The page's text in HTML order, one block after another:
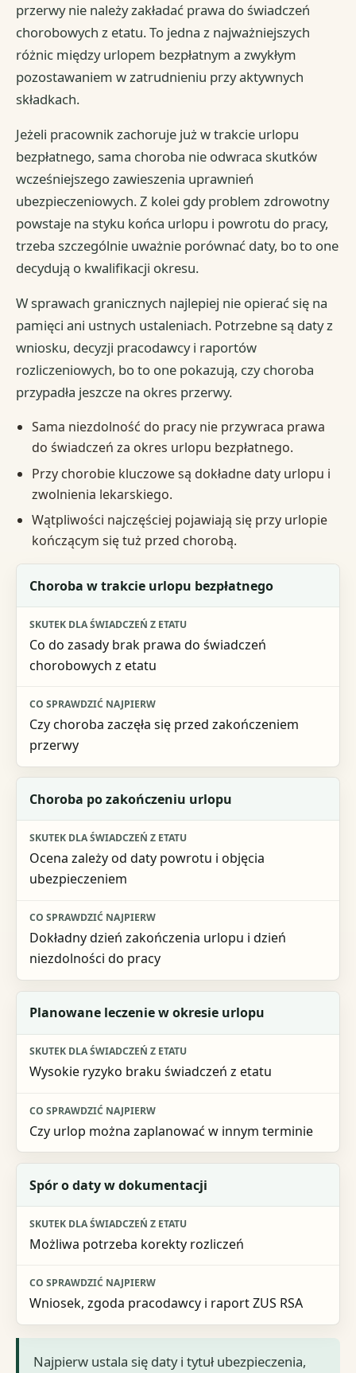
przerwy nie należy zakładać prawa do świadczeń
chorobowych z etatu. To jedna z najważniejszych
różnic między urlopem bezpłatnym a zwykłym
pozostawaniem w zatrudnieniu przy aktywnych
składkach.
Jeżeli pracownik zachoruje już w trakcie urlopu
bezpłatnego, sama choroba nie odwraca skutków
wcześniejszego zawieszenia uprawnień
ubezpieczeniowych. Z kolei gdy problem zdrowotny
powstaje na styku końca urlopu i powrotu do pracy,
trzeba szczególnie uważnie porównać daty, bo to one
decydują o kwalifikacji okresu.
W sprawach granicznych najlepiej nie opierać się na
pamięci ani ustnych ustaleniach. Potrzebne są daty z
wniosku, decyzji pracodawcy i raportów
rozliczeniowych, bo to one pokazują, czy choroba
przypadła jeszcze na okres przerwy.
Sama niezdolność do pracy nie przywraca prawa
do świadczeń za okres urlopu bezpłatnego.
Przy chorobie kluczowe są dokładne daty urlopu i
zwolnienia lekarskiego.
Wątpliwości najczęściej pojawiają się przy urlopie
kończącym się tuż przed chorobą.
Sytuacja
Skutek dla świadczeń z etatu
Co sprawdzić najpierw
Choroba w trakcie urlopu bezpłatnego
Co do zasady brak prawa do świadczeń
chorobowych z etatu
Czy choroba zaczęła się przed zakończeniem
przerwy
Choroba po zakończeniu urlopu
Ocena zależy od daty powrotu i objęcia
ubezpieczeniem
Dokładny dzień zakończenia urlopu i dzień
niezdolności do pracy
Planowane leczenie w okresie urlopu
Wysokie ryzyko braku świadczeń z etatu
Czy urlop można zaplanować w innym terminie
Spór o daty w dokumentacji
Możliwa potrzeba korekty rozliczeń
Wniosek, zgoda pracodawcy i raport ZUS RSA
Najpierw ustala się daty i tytuł ubezpieczenia,